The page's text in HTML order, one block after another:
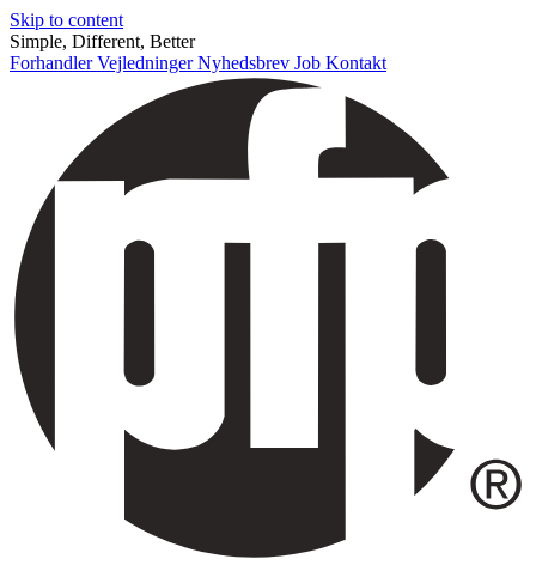
Skip to content
Simple, Different, Better
ForhandlerVejledningerNyhedsbrev Job Kontakt